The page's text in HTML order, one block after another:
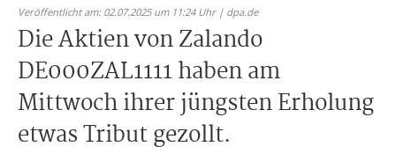
Veröffentlicht am: 02.07.2025 um 11:24 Uhr | dpa.de
Die Aktien von Zalando
DE000ZAL1111 haben am
Mittwoch ihrer jüngsten Erholung
etwas Tribut gezollt.